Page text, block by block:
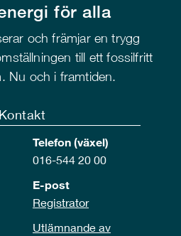
för alla
och främjar en trygg
till ett fossilfritt
Nu och i framtiden.
Kontakt
Telefon (växel)
016-544 20 00
E-post
Registrator
Utlämnande av